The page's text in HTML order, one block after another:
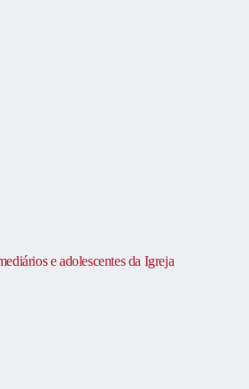
e adolescentes da Igreja